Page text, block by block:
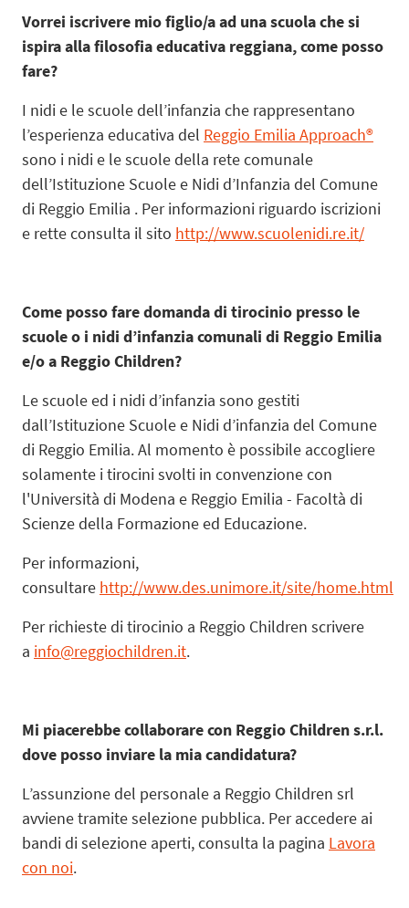
Vorrei iscrivere mio figlio/a ad una scuola che si
ispira alla filosofia educativa reggiana, come posso
fare?
I nidi e le scuole dell’infanzia che rappresentano
l’esperienza educativa del Reggio Emilia Approach®
sono i nidi e le scuole della rete comunale
dell’Istituzione Scuole e Nidi d’Infanzia del Comune
di Reggio Emilia . Per informazioni riguardo iscrizioni
e rette consulta il sito http://www.scuolenidi.re.it/
Come posso fare domanda di tirocinio presso le
scuole o i nidi d’infanzia comunali di Reggio Emilia
e/o a Reggio Children?
Le scuole ed i nidi d’infanzia sono gestiti
dall’Istituzione Scuole e Nidi d’infanzia del Comune
di Reggio Emilia. Al momento è possibile accogliere
solamente i tirocini svolti in convenzione con
l'Università di Modena e Reggio Emilia - Facoltà di
Scienze della Formazione ed Educazione.
Per informazioni,
consultare http://www.des.unimore.it/site/home.html
Per richieste di tirocinio a Reggio Children scrivere
a info@reggiochildren.it.
Mi piacerebbe collaborare con Reggio Children s.r.l.
dove posso inviare la mia candidatura?
L’assunzione del personale a Reggio Children srl
avviene tramite selezione pubblica. Per accedere ai
bandi di selezione aperti, consulta la pagina Lavora
con noi.